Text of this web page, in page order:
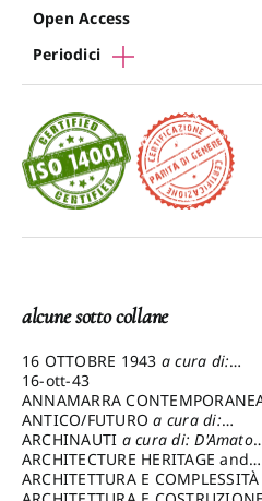
Open Access
Periodici
alcune sotto collane
16 OTTOBRE 1943 a cura di:
Pezzetti Marcello
16-ott-43
ANNAMARRA
ANTICO/FUTUROa cura di:
Varagnoli Claudio
ARCHINAUTI a cura di: D'Amato
Claudio
ARCHITECTURE HERITAGE and
DESIGN
ARCHITETTURA E COMPLESSITÀ